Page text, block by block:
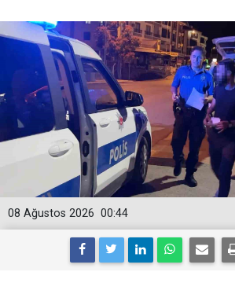
00:44
08 Ağustos 2026